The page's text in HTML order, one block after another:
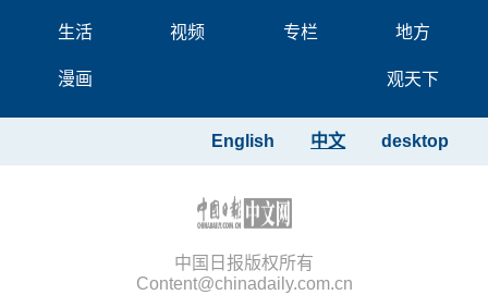
生活 视频 专栏 地方
漫画 观天下
desktop
中文
English
中国日报版权所有
Content@chinadaily.com.cn